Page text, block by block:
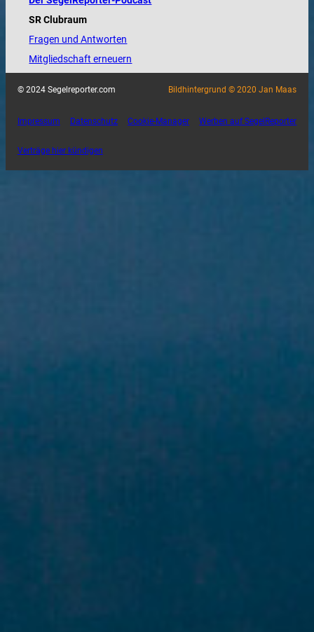
SR Clubraum
Fragen und Antworten
Mitgliedschaft erneuern
© 2024 Segelreporter.com Bildhintergrund © 2020 Jan Maas
Impressum Datenschutz Cookie-Manager Werben auf SegelReporter
Verträge hier kündigen